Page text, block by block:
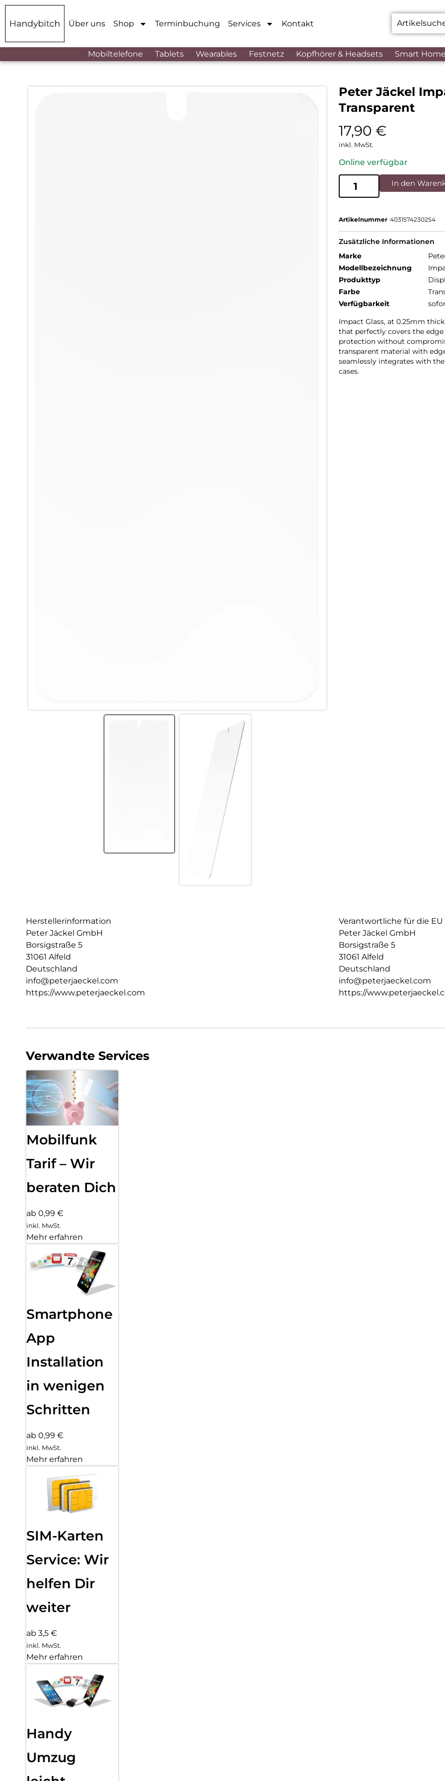
Über uns Shop Terminbuchung Services Kontakt
Mobiltelefone Tablets Wearables Festnetz Kopfhörer & Headsets Smart
Peter Jäckel
Transparent
17,90 €
inkl. MwSt.
Online verfügbar
In den
Artikelnummer 4031574230254
Zusätzliche Informationen
Marke
Modellbezeichnung
Produkttyp
Farbe
Verfügbarkeit
Impact Glass, at 0.25mm
that perfectly covers the
protection without
transparent material with
seamlessly integrates with
cases.
Herstellerinformation
Peter Jäckel GmbH
Borsigstraße 5
31061 Alfeld
Deutschland
info@peterjaeckel.com
https://www.peterjaeckel.com
Verantwortliche für die EU
Peter Jäckel GmbH
Borsigstraße 5
31061 Alfeld
Deutschland
info@peterjaeckel.com
https://
Verwandte Services
Mobilfunk
Tarif – Wir
beraten Dich
ab 0,99 €
inkl. MwSt.
Mehr erfahren
Smartphone
App
Installation
in wenigen
Schritten
ab 0,99 €
inkl. MwSt.
Mehr erfahren
SIM-Karten
Service: Wir
helfen Dir
weiter
ab 3,5 €
inkl. MwSt.
Mehr erfahren
Handy
Umzug